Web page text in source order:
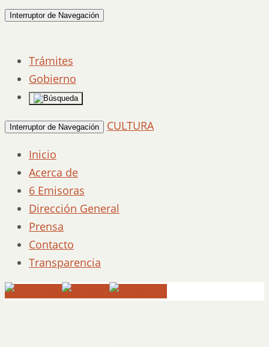
Interruptor de Navegación
Trámites
Gobierno
Interruptor de Navegación
CULTURA
Inicio
Acerca de
6 Emisoras
Dirección General
Prensa
Contacto
Transparencia